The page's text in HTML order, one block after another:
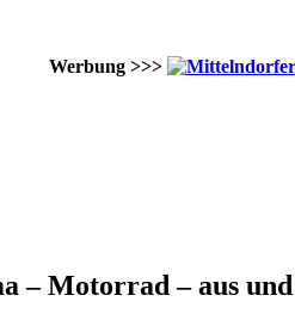
Werbung >>>
– Motorrad – aus und